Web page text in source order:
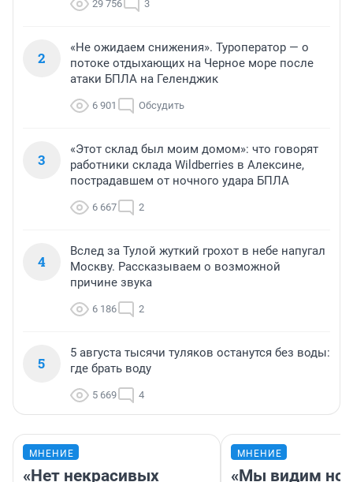
29 756 3
2
«Не ожидаем снижения». Туроператор — о
потоке отдыхающих на Черное море после
атаки БПЛА на Геленджик
6 901 Обсудить
3
«Этот склад был моим домом»: что говорят
работники склада Wildberries в Алексине,
пострадавшем от ночного удара БПЛА
6 667 2
4
Вслед за Тулой жуткий грохот в небе напугал
Москву. Рассказываем о возможной
причине звука
6 186 2
5
5 августа тысячи туляков останутся без воды:
где брать воду
5 669 4
МНЕНИЕ
«Нет некрасивых
МНЕНИЕ
«Мы видим